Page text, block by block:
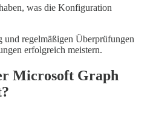
was die Konfiguration
regelmäßigen Überprüfungen
erfolgreich meistern.
Microsoft Graph